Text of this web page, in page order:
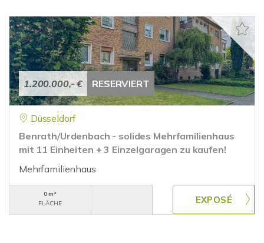
1.200.000,- € RESERVIERT
Düsseldorf
Benrath/Urdenbach - solides Mehrfamilienhaus
mit 11 Einheiten + 3 Einzelgaragen zu kaufen!
Mehrfamilienhaus
0 m²
FLÄCHE